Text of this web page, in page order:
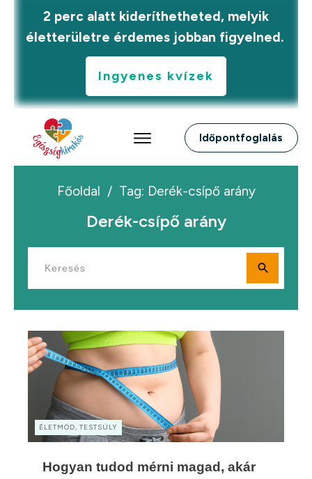
2 perc alatt kideríthetheted, melyik
életterületre érdemes jobban figyelned.
Ingyenes kvízek
Időpontfoglalás
Főoldal / Tag: Derék-csípő arány
Derék-csípő arány
ÉLETMÓD, TESTSÚLY
Hogyan tudod mérni magad, akár